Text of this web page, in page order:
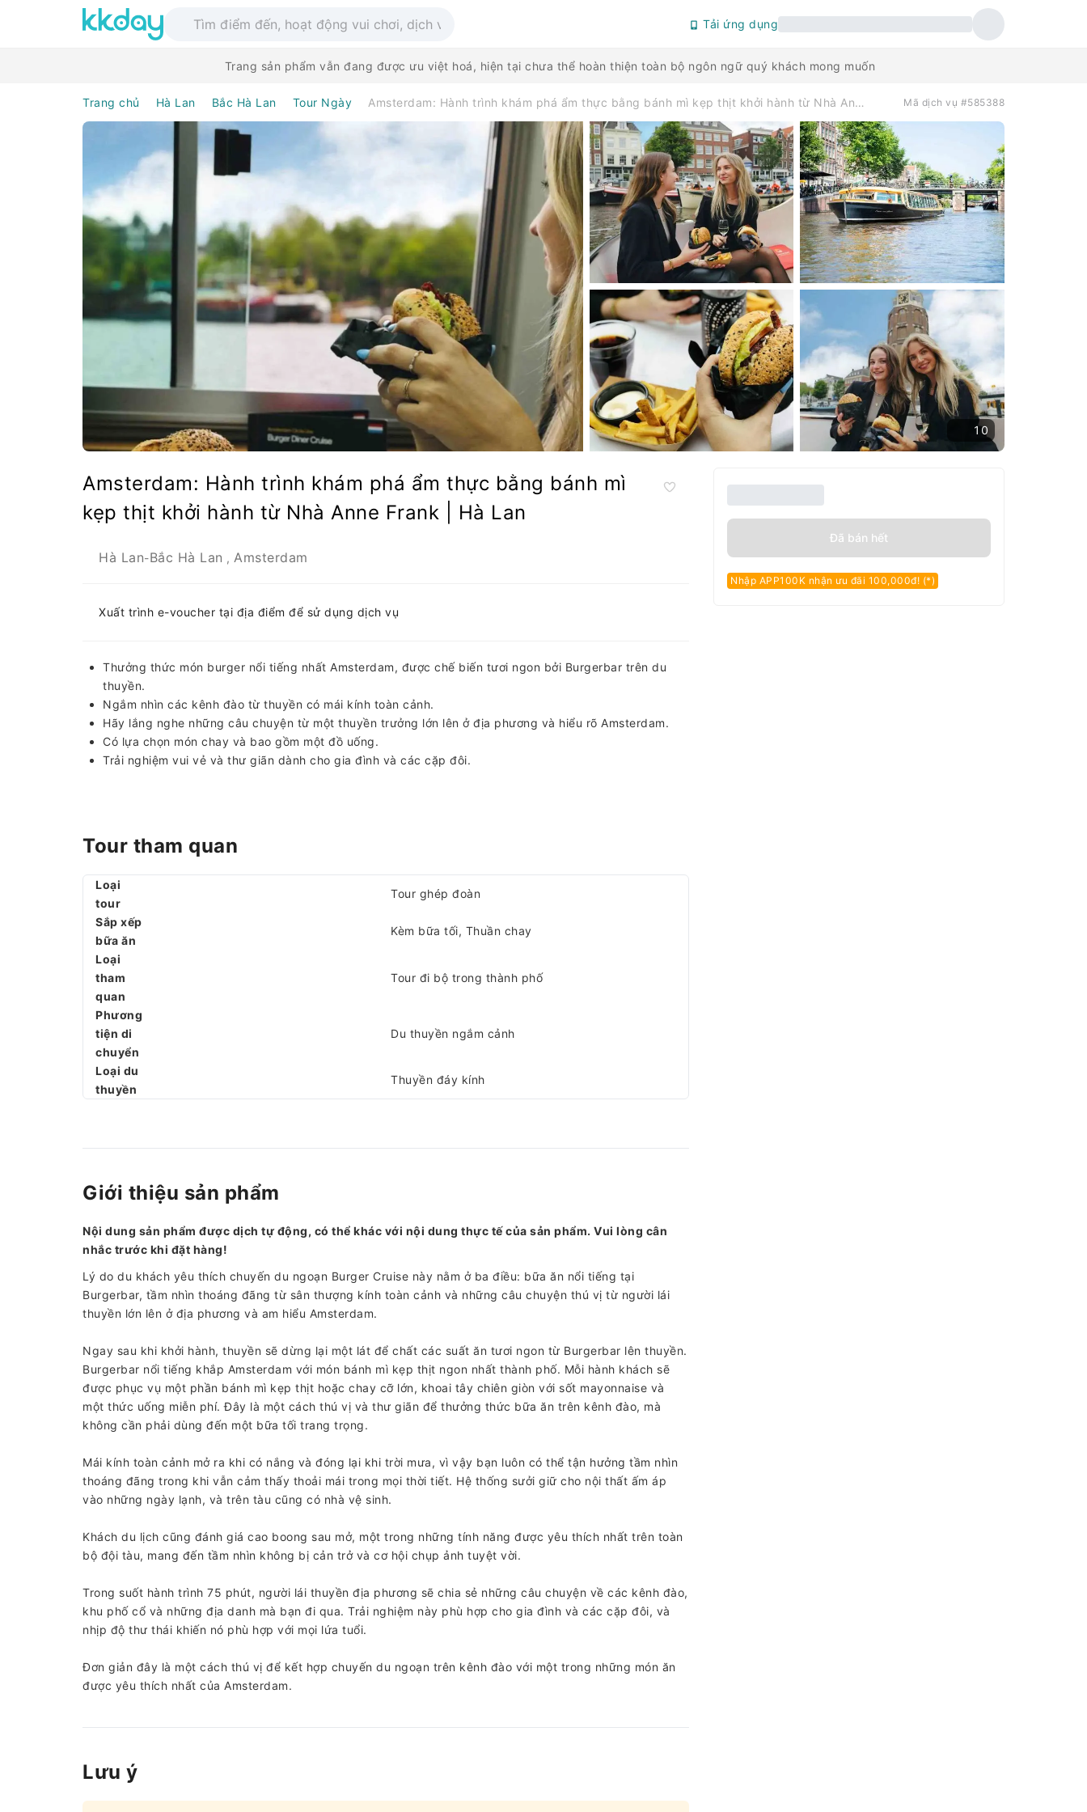
Tải ứng dụng
Trang sản phẩm vẫn đang được ưu việt hoá, hiện tại chưa thể hoàn thiện toàn bộ ngôn ngữ quý khách mong muốn
Trang chủ Hà Lan Bắc Hà Lan Tour Ngày Amsterdam: Hành trình khám phá ẩm thực bằng bánh mì kẹp thịt khởi hành từ Nhà Anne Frank | Hà Lan Mã dịch vụ #585388
10
Amsterdam: Hành trình khám phá ẩm thực bằng bánh mì
kẹp thịt khởi hành từ Nhà Anne Frank | Hà Lan
Hà Lan-Bắc Hà Lan , Amsterdam
Xuất trình e-voucher tại địa điểm để sử dụng dịch vụ
Thưởng thức món burger nổi tiếng nhất Amsterdam, được chế biến tươi ngon bởi Burgerbar trên du
thuyền.
Ngắm nhìn các kênh đào từ thuyền có mái kính toàn cảnh.
Hãy lắng nghe những câu chuyện từ một thuyền trưởng lớn lên ở địa phương và hiểu rõ Amsterdam.
Có lựa chọn món chay và bao gồm một đồ uống.
Trải nghiệm vui vẻ và thư giãn dành cho gia đình và các cặp đôi.
Đã bán hết
Nhập APP100K nhận ưu đãi 100,000đ! (*)
Tour tham quan
Loại
tour
Tour ghép đoàn
Sắp xếp
bữa ăn
Kèm bữa tối, Thuần chay
Loại
tham
quan
Tour đi bộ trong thành phố
Phương
tiện di
chuyển
Du thuyền ngắm cảnh
Loại du
thuyền
Thuyền đáy kính
Giới thiệu sản phẩm
Nội dung sản phẩm được dịch tự động, có thể khác với nội dung thực tế của sản phẩm. Vui lòng cân
nhắc trước khi đặt hàng!
Lý do du khách yêu thích chuyến du ngoạn Burger Cruise này nằm ở ba điều: bữa ăn nổi tiếng tại
Burgerbar, tầm nhìn thoáng đãng từ sân thượng kính toàn cảnh và những câu chuyện thú vị từ người lái
thuyền lớn lên ở địa phương và am hiểu Amsterdam.
Ngay sau khi khởi hành, thuyền sẽ dừng lại một lát để chất các suất ăn tươi ngon từ Burgerbar lên thuyền.
Burgerbar nổi tiếng khắp Amsterdam với món bánh mì kẹp thịt ngon nhất thành phố. Mỗi hành khách sẽ
được phục vụ một phần bánh mì kẹp thịt hoặc chay cỡ lớn, khoai tây chiên giòn với sốt mayonnaise và
một thức uống miễn phí. Đây là một cách thú vị và thư giãn để thưởng thức bữa ăn trên kênh đào, mà
không cần phải dùng đến một bữa tối trang trọng.
Mái kính toàn cảnh mở ra khi có nắng và đóng lại khi trời mưa, vì vậy bạn luôn có thể tận hưởng tầm nhìn
thoáng đãng trong khi vẫn cảm thấy thoải mái trong mọi thời tiết. Hệ thống sưởi giữ cho nội thất ấm áp
vào những ngày lạnh, và trên tàu cũng có nhà vệ sinh.
Khách du lịch cũng đánh giá cao boong sau mở, một trong những tính năng được yêu thích nhất trên toàn
bộ đội tàu, mang đến tầm nhìn không bị cản trở và cơ hội chụp ảnh tuyệt vời.
Trong suốt hành trình 75 phút, người lái thuyền địa phương sẽ chia sẻ những câu chuyện về các kênh đào,
khu phố cổ và những địa danh mà bạn đi qua. Trải nghiệm này phù hợp cho gia đình và các cặp đôi, và
nhịp độ thư thái khiến nó phù hợp với mọi lứa tuổi.
Đơn giản đây là một cách thú vị để kết hợp chuyến du ngoạn trên kênh đào với một trong những món ăn
được yêu thích nhất của Amsterdam.
Lưu ý